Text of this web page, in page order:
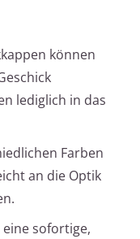
können
lediglich in das
Farben
an die Optik
sofortige,